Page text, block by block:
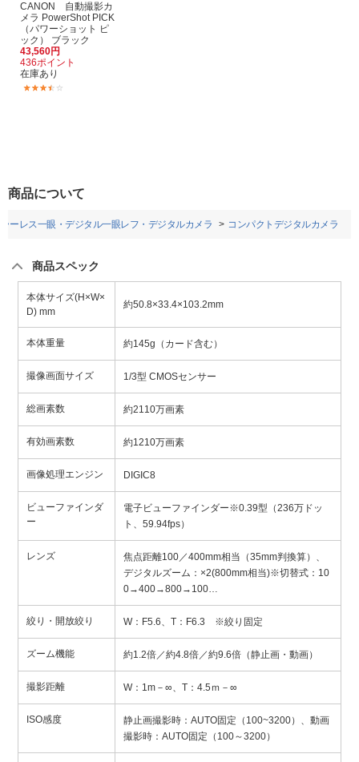
CANON 自動撮影カ
メラ PowerShot PICK
（パワーショット ピ
ック） ブラック
43,560円
436ポイント
在庫あり
商品について
ーレス一眼・デジタル一眼レフ・デジタルカメラ コンパクトデジタルカメラ
商品スペック
本体サイズ(H×W×
D) mm
約50.8×33.4×103.2mm
本体重量 約145g（カード含む）
撮像画面サイズ 1/3型 CMOSセンサー
総画素数 約2110万画素
有効画素数 約1210万画素
画像処理エンジン DIGIC8
ビューファインダ
ー
電子ビューファインダー※0.39型（236万ドッ
ト、59.94fps）
レンズ
焦点距離100／400mm相当（35mm判換算）、
デジタルズーム：×2(800mm相当)※切替式：10
0→400→800→100…
絞り・開放絞り W：F5.6、T：F6.3 ※絞り固定
ズーム機能 約1.2倍／約4.8倍／約9.6倍（静止画・動画）
撮影距離 W：1m－∞、T：4.5ｍ－∞
ISO感度
静止画撮影時：AUTO固定（100~3200）、動画
撮影時：AUTO固定（100～3200）